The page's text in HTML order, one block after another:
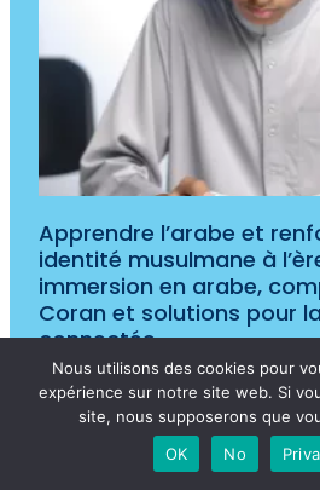
Apprendre l’arabe et
identité musulmane à
immersion en arabe,
Coran et solutions pour
connectée
19/03/2026
Aucun commentaire
Lire la suite »
Tags
Nous utilisons des cookies pour
expérience sur notre site web. Si
site, nous supposerons que
OK
No